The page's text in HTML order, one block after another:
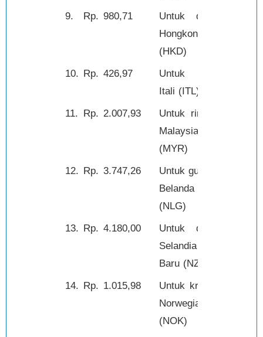
9. Rp. 980,71
Untuk dolar
Hongkong
(HKD)
10. Rp. 426,97
Untuk lire
Itali (ITL)
11. Rp. 2.007,93
Untuk ringgit
Malaysia
(MYR)
12. Rp. 3.747,26
Untuk guilder
Belanda
(NLG)
13. Rp. 4.180,00
Untuk dolar
Selandia
Baru (NZD)
14. Rp. 1.015,98
Untuk kroner
Norwegia
(NOK)